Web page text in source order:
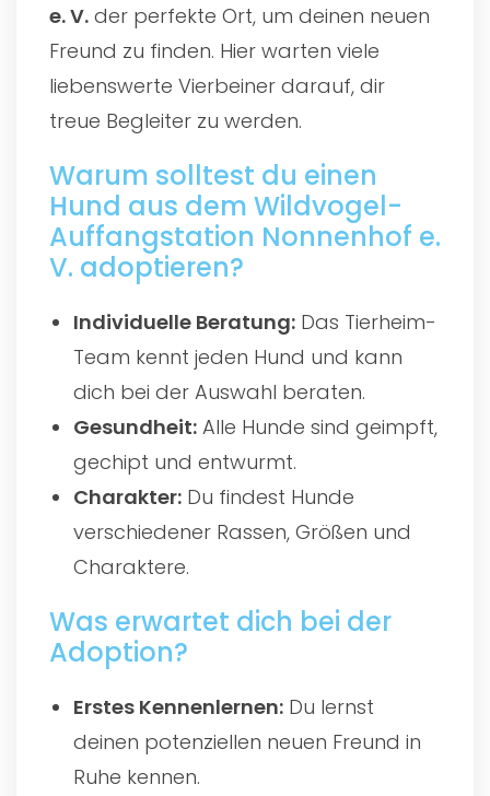
e. V. der perfekte Ort, um deinen neuen
Freund zu finden. Hier warten viele
liebenswerte Vierbeiner darauf, dir
treue Begleiter zu werden.
Warum solltest du einen
Hund aus dem Wildvogel-
Auffangstation Nonnenhof e.
V. adoptieren?
Individuelle Beratung: Das Tierheim-
Team kennt jeden Hund und kann
dich bei der Auswahl beraten.
Gesundheit: Alle Hunde sind geimpft,
gechipt und entwurmt.
Charakter: Du findest Hunde
verschiedener Rassen, Größen und
Charaktere.
Was erwartet dich bei der
Adoption?
Erstes Kennenlernen: Du lernst
deinen potenziellen neuen Freund in
Ruhe kennen.